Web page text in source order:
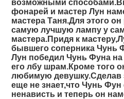
возможными
фонарей и мастер Лун
мастера Таня.Для этого он
самую лучшую лампу у
мастера.Придя к
бывшего соперника Чунь
Лун победил Чунь Фуна на
его лбу шрам.Кроме того
любимую девушку.Сделав
еще не знает,что Чунь
ненависть и теперь он